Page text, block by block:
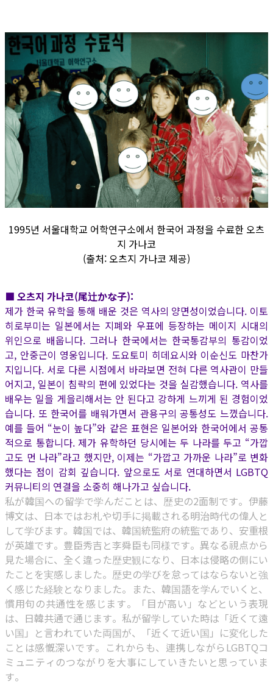
1995년 서울대학교 어학연구소에서 한국어 과정을 수료한 오츠
지 가나코
(출처: 오츠지 가나코 제공)
■ 오츠지 가나코(尾辻かな子):
제가 한국 유학을 통해 배운 것은 역사의 양면성이었습니다. 이토
히로부미는 일본에서는 지폐와 우표에 등장하는 메이지 시대의
위인으로 배웁니다. 그러나 한국에서는 한국통감부의 통감이었
고, 안중근이 영웅입니다. 도요토미 히데요시와 이순신도 마찬가
지입니다. 서로 다른 시점에서 바라보면 전혀 다른 역사관이 만들
어지고, 일본이 침략의 편에 있었다는 것을 실감했습니다. 역사를
배우는 일을 게을리해서는 안 된다고 강하게 느끼게 된 경험이었
습니다. 또 한국어를 배워가면서 관용구의 공통성도 느꼈습니다.
예를 들어 “눈이 높다”와 같은 표현은 일본어와 한국어에서 공통
적으로 통합니다. 제가 유학하던 당시에는 두 나라를 두고 “가깝
고도 먼 나라”라고 했지만, 이제는 “가깝고 가까운 나라”로 변화
했다는 점이 감회 깊습니다. 앞으로도 서로 연대하면서 LGBTQ
커뮤니티의 연결을 소중히 해나가고 싶습니다.
私が韓国への留学で学んだことは、歴史の2面制です。伊藤
博文は、日本ではお札や切手に掲載される明治時代の偉人と
して学びます。韓国では、韓国統監府の統監であり、安重根
が英雄です。豊臣秀吉と李舜臣も同様です。異なる視点から
見た場合に、全く違った歴史観になり、日本は侵略の側にい
たことを実感しました。歴史の学びを怠ってはならないと強
く感じた経験となりました。また、韓国語を学んでいくと、
慣用句の共通性を感じます。「目が高い」などという表現
は、日韓共通で通じます。私が留学していた時は「近くて遠
い国」と言われていた両国が、「近くて近い国」に変化した
ことは感慨深いです。これからも、連携しながらLGBTQコ
ミュニティのつながりを大事にしていきたいと思っていま
す。